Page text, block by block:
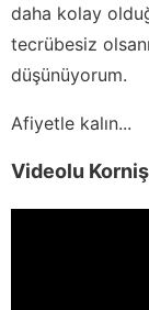
daha kolay
tecrübesiz
düşünüyorum.
Afiyetle kalın...
Videolu